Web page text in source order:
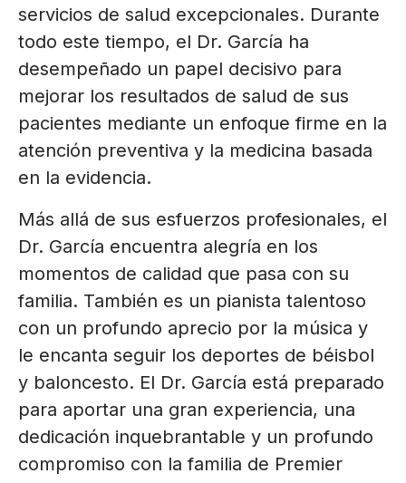
servicios de salud excepcionales. Durante
todo este tiempo, el Dr. García ha
desempeñado un papel decisivo para
mejorar los resultados de salud de sus
pacientes mediante un enfoque firme en la
atención preventiva y la medicina basada
en la evidencia.
Más allá de sus esfuerzos profesionales, el
Dr. García encuentra alegría en los
momentos de calidad que pasa con su
familia. También es un pianista talentoso
con un profundo aprecio por la música y
le encanta seguir los deportes de béisbol
y baloncesto. El Dr. García está preparado
para aportar una gran experiencia, una
dedicación inquebrantable y un profundo
compromiso con la familia de Premier